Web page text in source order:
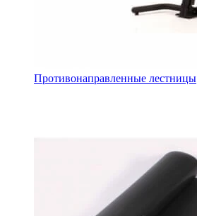
Противонаправленные лестницы